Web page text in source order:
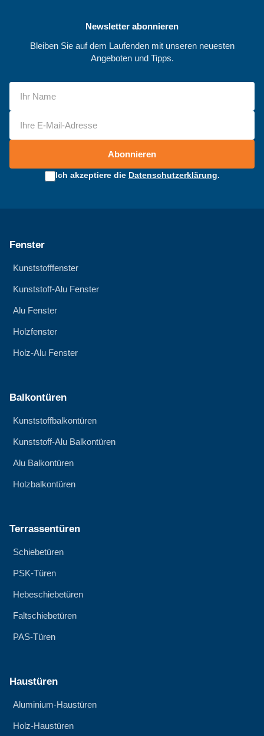
Newsletter abonnieren
Bleiben Sie auf dem Laufenden mit unseren neuesten
Angeboten und Tipps.
Abonnieren
Ich akzeptiere die Datenschutzerklärung.
Fenster
Kunststofffenster
Kunststoff-Alu Fenster
Alu Fenster
Holzfenster
Holz-Alu Fenster
Balkontüren
Kunststoffbalkontüren
Kunststoff-Alu Balkontüren
Alu Balkontüren
Holzbalkontüren
Terrassentüren
Schiebetüren
PSK-Türen
Hebeschiebetüren
Faltschiebetüren
PAS-Türen
Haustüren
Aluminium-Haustüren
Holz-Haustüren